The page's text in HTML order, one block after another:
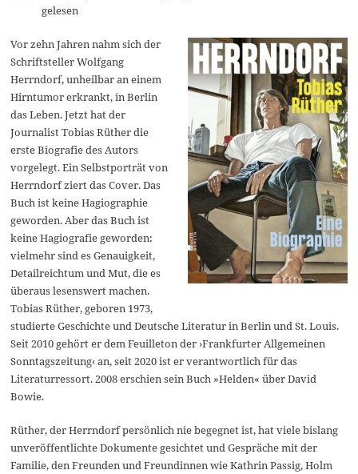
2
0
3
gelesen
Vor zehn Jahren nahm sich der
Schriftsteller Wolfgang
Herrndorf, unheilbar an einem
Hirntumor erkrankt, in Berlin
das Leben. Jetzt hat der
Journalist Tobias Rüther die
erste Biografie des Autors
vorgelegt. Ein Selbstporträt von
Herrndorf ziert das Cover. Das
Buch ist keine Hagiographie
geworden. Aber das Buch ist
keine Hagiografie geworden:
vielmehr sind es Genauigkeit,
Detailreichtum und Mut, die es
überaus lesenswert machen.
Tobias Rüther, geboren 1973,
studierte Geschichte und Deutsche Literatur in Berlin und St. Louis.
Seit 2010 gehört er dem Feuilleton der ›Frankfurter Allgemeinen
Sonntagszeitung‹ an, seit 2020 ist er verantwortlich für das
Literaturressort. 2008 erschien sein Buch »Helden« über David
Bowie.
Rüther, der Herrndorf persönlich nie begegnet ist, hat viele bislang
unveröffentlichte Dokumente gesichtet und Gespräche mit der
Familie, den Freunden und Freundinnen wie Kathrin Passig, Holm